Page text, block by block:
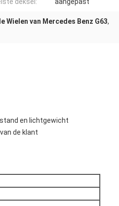
deksel: aangepast
Wielen van Mercedes Benz G63,
en lichtgewicht
de klant